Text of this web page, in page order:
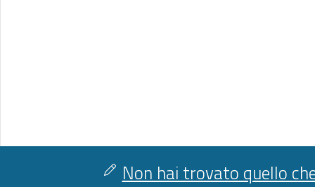
Non hai trovato quello